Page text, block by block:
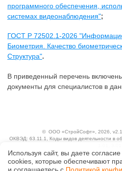
программного обеспечения,
системах видеонаблюдения";
ГОСТ Р 72502.1-2026
Биометрия. Качество
Структура".
В приведенный перечень
документы для специалистов в
© ООО «СтройСофт» , 2026,
ОКВЭД: 63.11.1, Коды видов деятельности в
Ценовая
Используя сайт, вы даете
сооkiеs, которые обеспечивают